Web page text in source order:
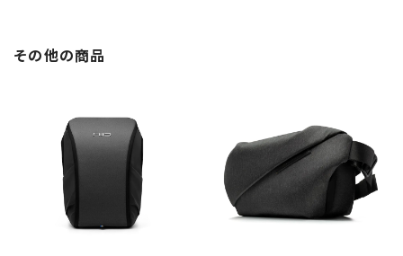
その他の商品